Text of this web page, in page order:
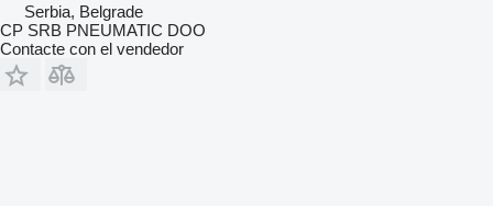
Serbia, Belgrade
CP SRB PNEUMATIC DOO
Contacte con el vendedor